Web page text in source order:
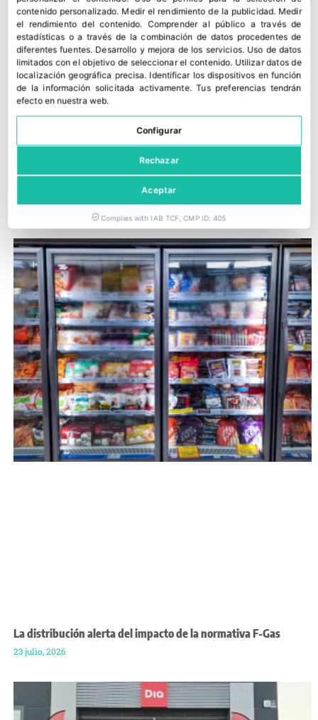
Dia España acelera su crecimiento y gana cuota en el primer
30 julio, 2026
La distribución alerta del impacto de la normativa F-Gas
23 julio, 2026
contenido personalizado. Medir el rendimiento de la publicidad. Medir
el rendimiento del contenido.Comprender al público a través de
estadísticas o a través de la combinación de datos procedentes de
diferentes fuentes. Desarrollo y mejora de los servicios. Uso de datos
limitados con el objetivo de seleccionar el contenido. Utilizar datos de
localización geográfica precisa. Identificar los dispositivos en función
de la información solicitada activamente.Tus preferencias tendrán
efecto en nuestra web.
Configurar
Rechazar
Aceptar
Complies with IAB TCF, CMP ID: 405